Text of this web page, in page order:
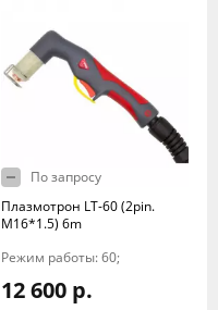
По запросу
Плазмотрон LT-60 (2pin.
M16*1.5) 6m
Режим работы: 60;
12 600 р.